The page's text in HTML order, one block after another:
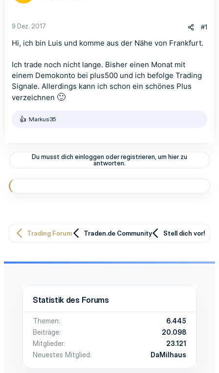
9 Dez. 2017 #1
Hi, ich bin Luis und komme aus der Nähe von Frankfurt.
Ich trade noch nicht lange. Bisher einen Monat mit
einem Demokonto bei plus500 und ich befolge Trading
Signale. Allerdings kann ich schon ein schönes Plus
verzeichnen 🙂
R
t
o
n
n
Markus35
Du musst dich einloggen oder registrieren, um hier zu
antworten.
Trading Forum Traden.de Community Stell dich vor!
Statistik des Forums
Themen
6.445
Beiträge
20.098
Mitglieder
23.121
Neuestes Mitglied
DaMilhaus